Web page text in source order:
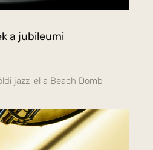
a jubileumi
jazz-el a Beach Domb